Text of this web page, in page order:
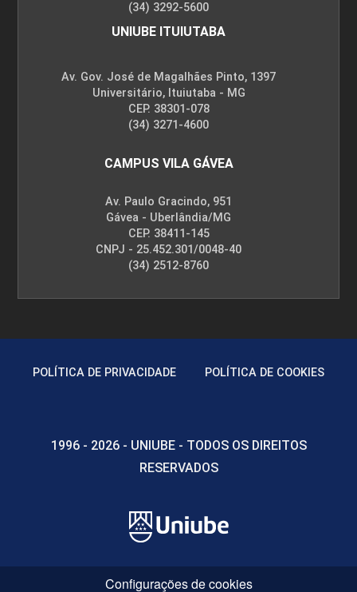
(34) 3292-5600
UNIUBE ITUIUTABA
Av. Gov. José de Magalhães Pinto, 1397
Universitário, Ituiutaba - MG
CEP. 38301-078
(34) 3271-4600
CAMPUS VILA GÁVEA
Av. Paulo Gracindo, 951
Gávea - Uberlândia/MG
CEP. 38411-145
CNPJ - 25.452.301/0048-40
(34) 2512-8760
POLÍTICA DE PRIVACIDADE POLÍTICA DE COOKIES
1996 - 2026 - UNIUBE - TODOS OS DIREITOS
RESERVADOS
Configurações de cookies